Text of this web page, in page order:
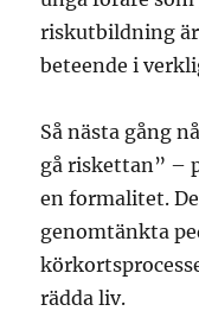
riskutbildning
beteende i
Så nästa gång
gå riskettan” –
en formalitet.
genomtänkta
rädda liv.